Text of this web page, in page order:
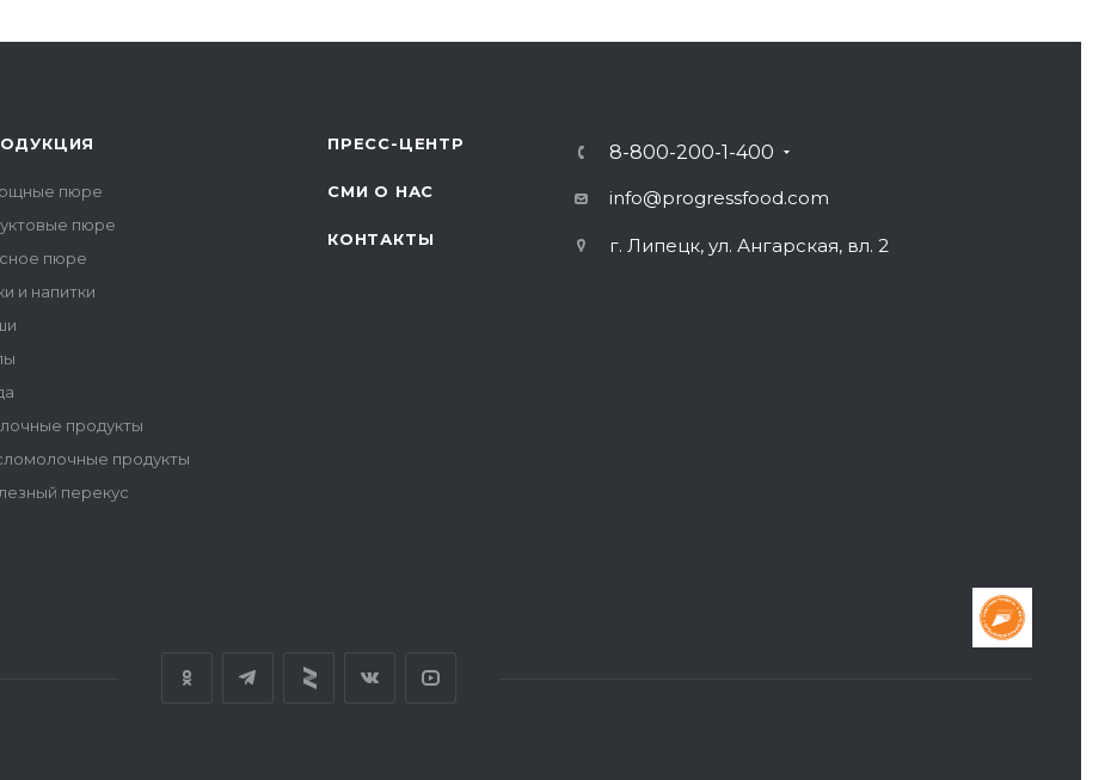
пюре
пюре
пюре
и напитки
продукты
продукты
перекус
ПРЕСС-ЦЕНТР
СМИ О НАС
КОНТАКТЫ
8-800-200-1-400
info@progressfood.com
г. Липецк, ул. Ангарская, вл. 2